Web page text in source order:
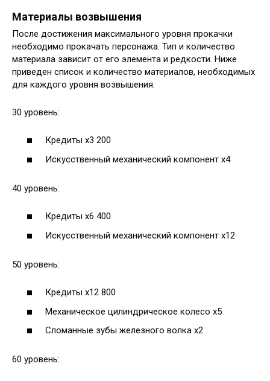
Материалы возвышения
После достижения максимального уровня прокачки
необходимо прокачать персонажа. Тип и количество
материала зависит от его элемента и редкости. Ниже
приведен список и количество материалов, необходимых
для каждого уровня возвышения.
30 уровень:
Кредиты х3 200
Искусственный механический компонент х4
40 уровень:
Кредиты х6 400
Искусственный механический компонент х12
50 уровень:
Кредиты х12 800
Механическое цилиндрическое колесо х5
Сломанные зубы железного волка х2
60 уровень: